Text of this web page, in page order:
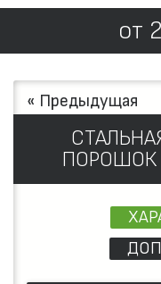
от
« Предыдущая
ПОРОШОК